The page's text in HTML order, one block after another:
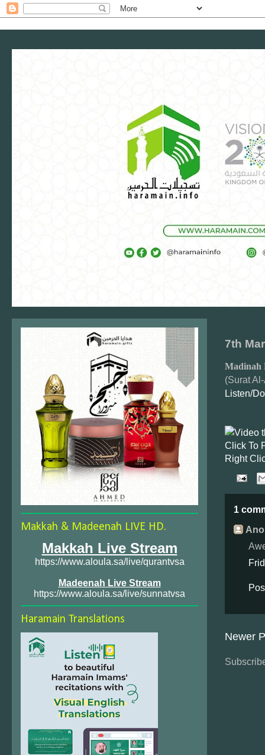
7th
Madinah
(Surat
Listen/
Click To
Right
1
Newer
Makkah & Madeenah LIVE HD.
Makkah Live Stream
https://www.aloula.sa/live/qurantvsa
Madeenah Live Stream
https://www.aloula.sa/live/sunnatvsa
Haramain Translations